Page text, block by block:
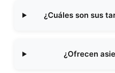
¿Cuáles son sus
¿Ofrecen